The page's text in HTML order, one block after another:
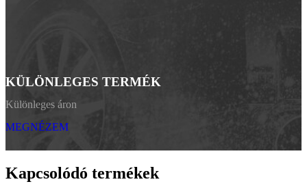
KÜLÖNLEGES TERMÉK
Különleges áron
MEGNÉZEM
Kapcsolódó termékek